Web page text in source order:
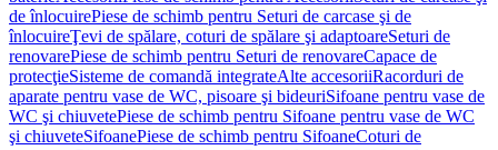
de înlocuirePiese de schimb pentru Seturi de carcase şi de
înlocuireŢevi de spălare, coturi de spălare şi adaptoareSeturi de
renovarePiese de schimb pentru Seturi de renovareCapace de
protecţieSisteme de comandă integrateAlte accesoriiRacorduri de
aparate pentru vase de WC, pisoare şi bideuriSifoane pentru vase de
WC şi chiuvetePiese de schimb pentru Sifoane pentru vase de WC
şi chiuveteSifoanePiese de schimb pentru SifoaneCoturi de